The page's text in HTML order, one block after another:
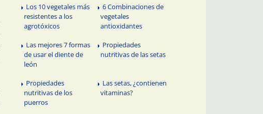
Los 10 vegetales más
resistentes a los
agrotóxicos
6 Combinaciones de
vegetales
antioxidantes
Las mejores 7 formas
de usar el diente de
león
Propiedades
nutritivas de las setas
Propiedades
nutritivas de los
puerros
Las setas, ¿contienen
vitaminas?